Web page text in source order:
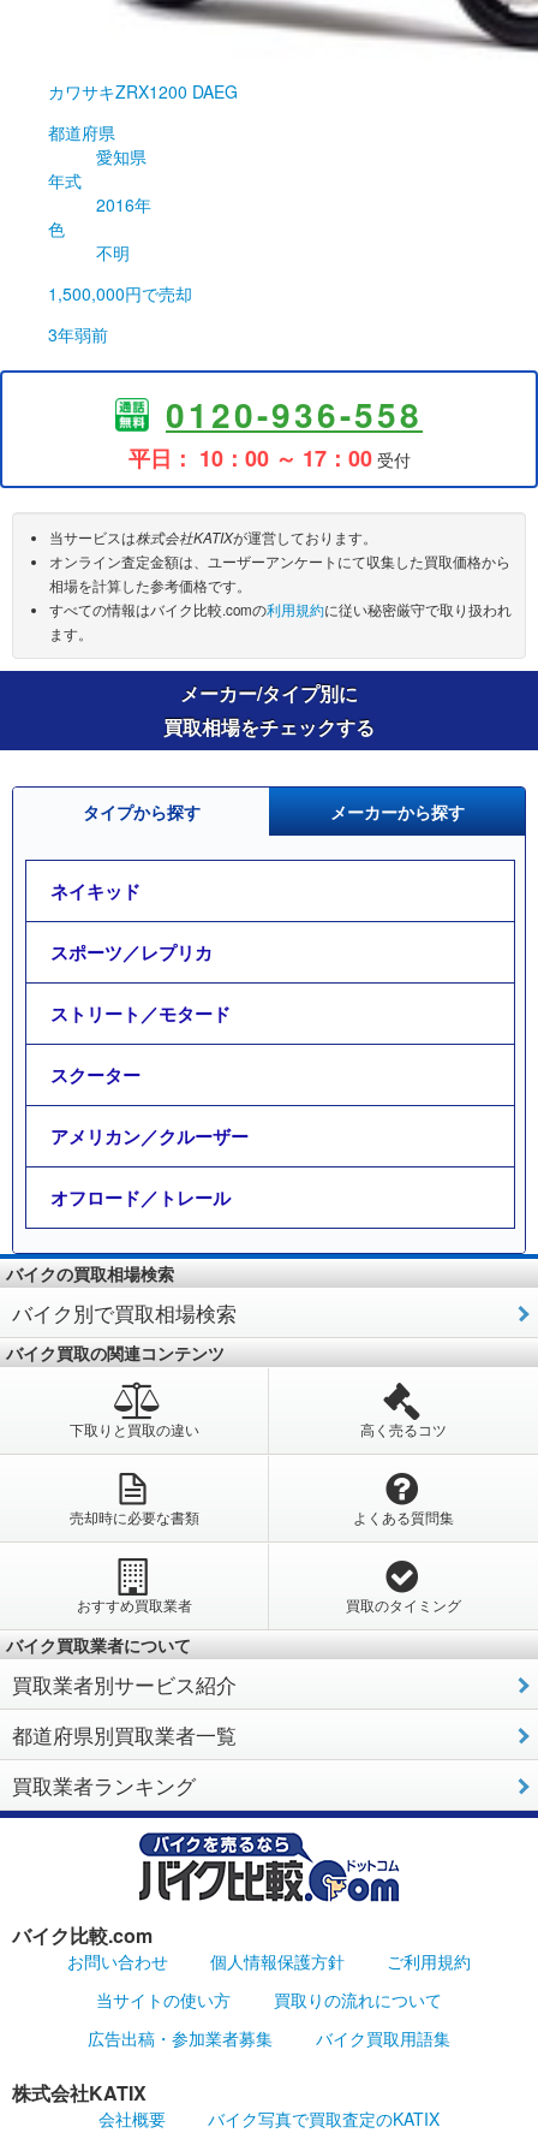
カワサキZRX1200 DAEG
都道府県
愛知県
年式
2016年
色
不明
1,500,000円で売却
3年弱前
0120-936-558
平日： 10：00 ～ 17：00受付
当サービスは株式会社KATIXが運営しております。
オンライン査定金額は、ユーザーアンケートにて収集した買取価格から
相場を計算した参考価格です。
すべての情報はバイク比較.comの利用規約に従い秘密厳守で取り扱われ
ます。
メーカー/タイプ別に
買取相場をチェックする
タイプから探す メーカーから探す
ネイキッド
スポーツ／レプリカ
ストリート／モタード
スクーター
アメリカン／クルーザー
オフロード／トレール
バイクの買取相場検索
バイク別で買取相場検索
バイク買取の関連コンテンツ
下取りと買取の違い 高く売るコツ
売却時に必要な書類 よくある質問集
おすすめ買取業者 買取のタイミング
バイク買取業者について
買取業者別サービス紹介
都道府県別買取業者一覧
買取業者ランキング
バイク比較.com
お問い合わせ 個人情報保護方針
ご利用規約
当サイトの使い方
買取りの流れについて
広告出稿・参加業者募集
バイク買取用語集
株式会社KATIX
会社概要
バイク写真で買取査定のKATIX